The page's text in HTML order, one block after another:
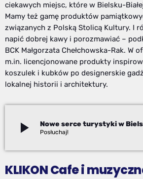
ciekawych miejsc, które w Bielsku-
Mamy też gamę produktów
związanych z Polską Stolicą Kultury. I
napić dobrej kawy i porozmawiać –
BCK Małgorzata Chełchowska-Rak. W
m.in. licencjonowane produkty
koszulek i kubków po designerskie
lokalnej historii i architektury.
play_arrow
KLIKON Cafe i